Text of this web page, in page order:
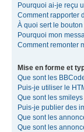
Pourquoi ai-je reçu
Comment rapporter
À quoi sert le
Pourquoi mon
Comment remonter
Mise en forme et
Que sont les
Puis-je utiliser le
Que sont les smileys
Puis-je publier des
Que sont les
Que sont les